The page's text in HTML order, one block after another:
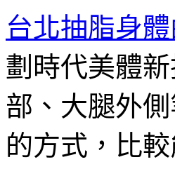
台北抽脂身
劃時代美體
部、大腿外
的方式，比